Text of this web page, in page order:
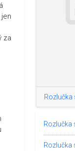
za
Rozlučka
Rozlučka